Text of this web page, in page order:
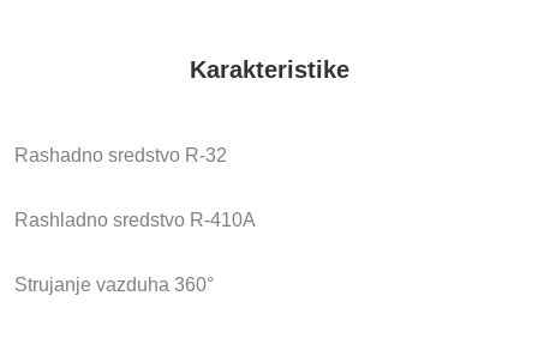
Karakteristike
Rashadno sredstvo R-32
Rashladno sredstvo R-410A
Strujanje vazduha 360°